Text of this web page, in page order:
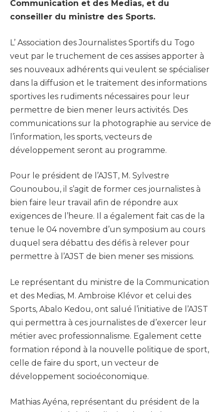
Communication et des Medias, et du
conseiller du ministre des Sports.
L’ Association des Journalistes Sportifs du Togo
veut par le truchement de ces assises apporter à
ses nouveaux adhérents qui veulent se spécialiser
dans la diffusion et le traitement des informations
sportives les rudiments nécessaires pour leur
permettre de bien mener leurs activités. Des
communications sur la photographie au service de
l’information, les sports, vecteurs de
développement seront au programme.
Pour le président de l’AJST, M. Sylvestre
Gounoubou, il s’agit de former ces journalistes à
bien faire leur travail afin de répondre aux
exigences de l’heure. Il a également fait cas de la
tenue le 04 novembre d’un symposium au cours
duquel sera débattu des défis à relever pour
permettre à l’AJST de bien mener ses missions.
Le représentant du ministre de la Communication
et des Medias, M. Ambroise Klévor et celui des
Sports, Abalo Kedou, ont salué l’initiative de l’AJST
qui permettra à ces journalistes de d’exercer leur
métier avec professionnalisme. Egalement cette
formation répond à la nouvelle politique de sport,
celle de faire du sport, un vecteur de
développement socioéconomique.
Mathias Ayéna, représentant du président de la